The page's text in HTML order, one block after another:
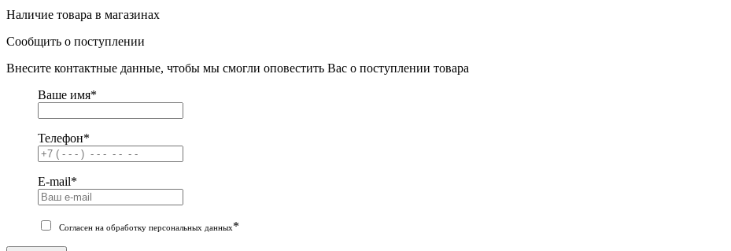
Наличие товара в магазинах
Сообщить о поступлении
Внесите контактные данные, чтобы мы смогли оповестить Вас о поступлении товара
Ваше имя*
Телефон*
E-mail*
Согласен на обработку персональных данных*